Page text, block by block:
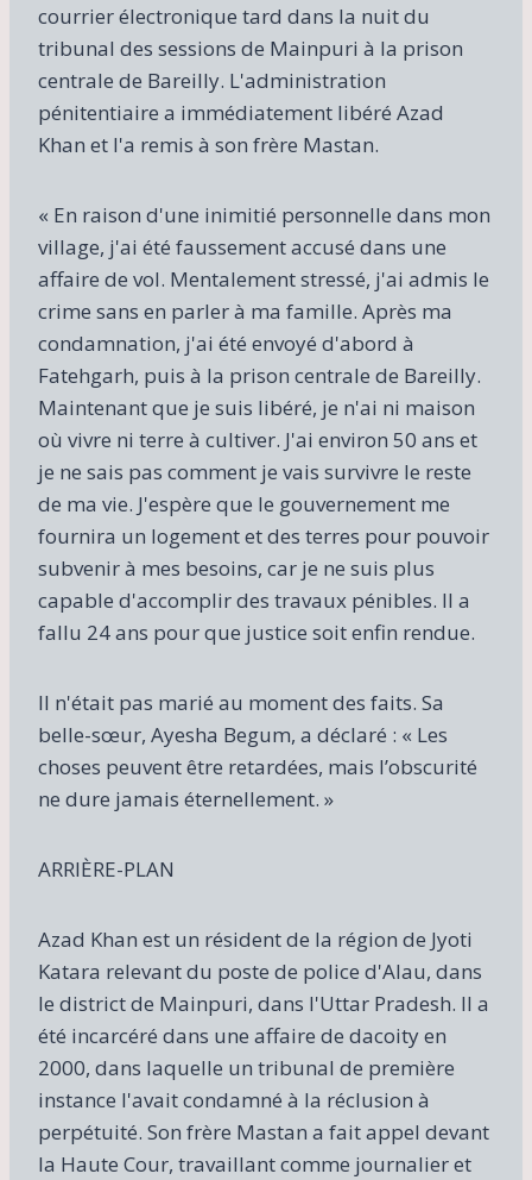
courrier électronique tard dans la nuit du
tribunal des sessions de Mainpuri à la prison
centrale de Bareilly. L'administration
pénitentiaire a immédiatement libéré Azad
Khan et l'a remis à son frère Mastan.
« En raison d'une inimitié personnelle dans mon
village, j'ai été faussement accusé dans une
affaire de vol. Mentalement stressé, j'ai admis le
crime sans en parler à ma famille. Après ma
condamnation, j'ai été envoyé d'abord à
Fatehgarh, puis à la prison centrale de Bareilly.
Maintenant que je suis libéré, je n'ai ni maison
où vivre ni terre à cultiver. J'ai environ 50 ans et
je ne sais pas comment je vais survivre le reste
de ma vie. J'espère que le gouvernement me
fournira un logement et des terres pour pouvoir
subvenir à mes besoins, car je ne suis plus
capable d'accomplir des travaux pénibles. Il a
fallu 24 ans pour que justice soit enfin rendue.
Il n'était pas marié au moment des faits. Sa
belle-sœur, Ayesha Begum, a déclaré : « Les
choses peuvent être retardées, mais l’obscurité
ne dure jamais éternellement. »
ARRIÈRE-PLAN
Azad Khan est un résident de la région de Jyoti
Katara relevant du poste de police d'Alau, dans
le district de Mainpuri, dans l'Uttar Pradesh. Il a
été incarcéré dans une affaire de dacoity en
2000, dans laquelle un tribunal de première
instance l'avait condamné à la réclusion à
perpétuité. Son frère Mastan a fait appel devant
la Haute Cour, travaillant comme journalier et